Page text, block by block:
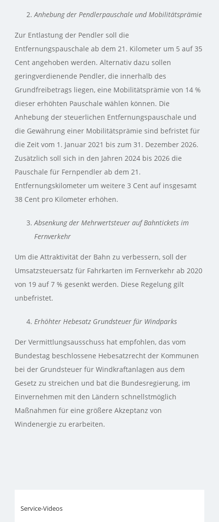
Anhebung der Pendlerpauschale und Mobilitätsprämie
Zur Entlastung der Pendler soll die
Entfernungspauschale ab dem 21. Kilometer um 5 auf 35
Cent angehoben werden. Alternativ dazu sollen
geringverdienende Pendler, die innerhalb des
Grundfreibetrags liegen, eine Mobilitätsprämie von 14 %
dieser erhöhten Pauschale wählen können. Die
Anhebung der steuerlichen Entfernungspauschale und
die Gewährung einer Mobilitätsprämie sind befristet für
die Zeit vom 1. Januar 2021 bis zum 31. Dezember 2026.
Zusätzlich soll sich in den Jahren 2024 bis 2026 die
Pauschale für Fernpendler ab dem 21.
Entfernungskilometer um weitere 3 Cent auf insgesamt
38 Cent pro Kilometer erhöhen.
Absenkung der Mehrwertsteuer auf Bahntickets im
Fernverkehr
Um die Attraktivität der Bahn zu verbessern, soll der
Umsatzsteuersatz für Fahrkarten im Fernverkehr ab 2020
von 19 auf 7 % gesenkt werden. Diese Regelung gilt
unbefristet.
Erhöhter Hebesatz Grundsteuer für Windparks
Der Vermittlungsausschuss hat empfohlen, das vom
Bundestag beschlossene Hebesatzrecht der Kommunen
bei der Grundsteuer für Windkraftanlagen aus dem
Gesetz zu streichen und bat die Bundesregierung, im
Einvernehmen mit den Ländern schnellstmöglich
Maßnahmen für eine größere Akzeptanz von
Windenergie zu erarbeiten.
Service-Videos